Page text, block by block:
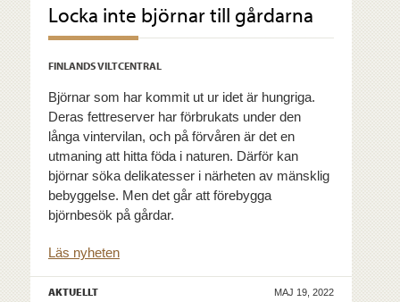
Locka inte björnar till gårdarna
FINLANDS VILTCENTRAL
Björnar som har kommit ut ur idet är hungriga.
Deras fettreserver har förbrukats under den
långa vintervilan, och på förvåren är det en
utmaning att hitta föda i naturen. Därför kan
björnar söka delikatesser i närheten av mänsklig
bebyggelse. Men det går att förebygga
björnbesök på gårdar.
Läs nyheten
AKTUELLT MAJ 19, 2022